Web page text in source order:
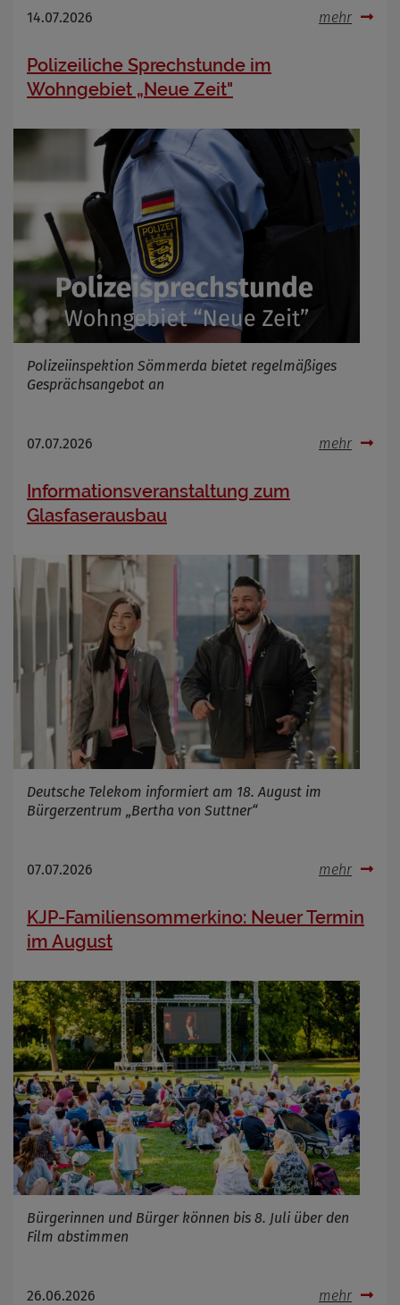
14.07.2026 mehr
Polizeiliche Sprechstunde im
Wohngebiet „Neue Zeit"
Polizeiinspektion Sömmerda bietet regelmäßiges
Gesprächsangebot an
07.07.2026 mehr
Informationsveranstaltung zum
Glasfaserausbau
Deutsche Telekom informiert am 18. August im
Bürgerzentrum „Bertha von Suttner“
07.07.2026 mehr
KJP-Familiensommerkino: Neuer Termin
im August
Bürgerinnen und Bürger können bis 8. Juli über den
Film abstimmen
26.06.2026 mehr